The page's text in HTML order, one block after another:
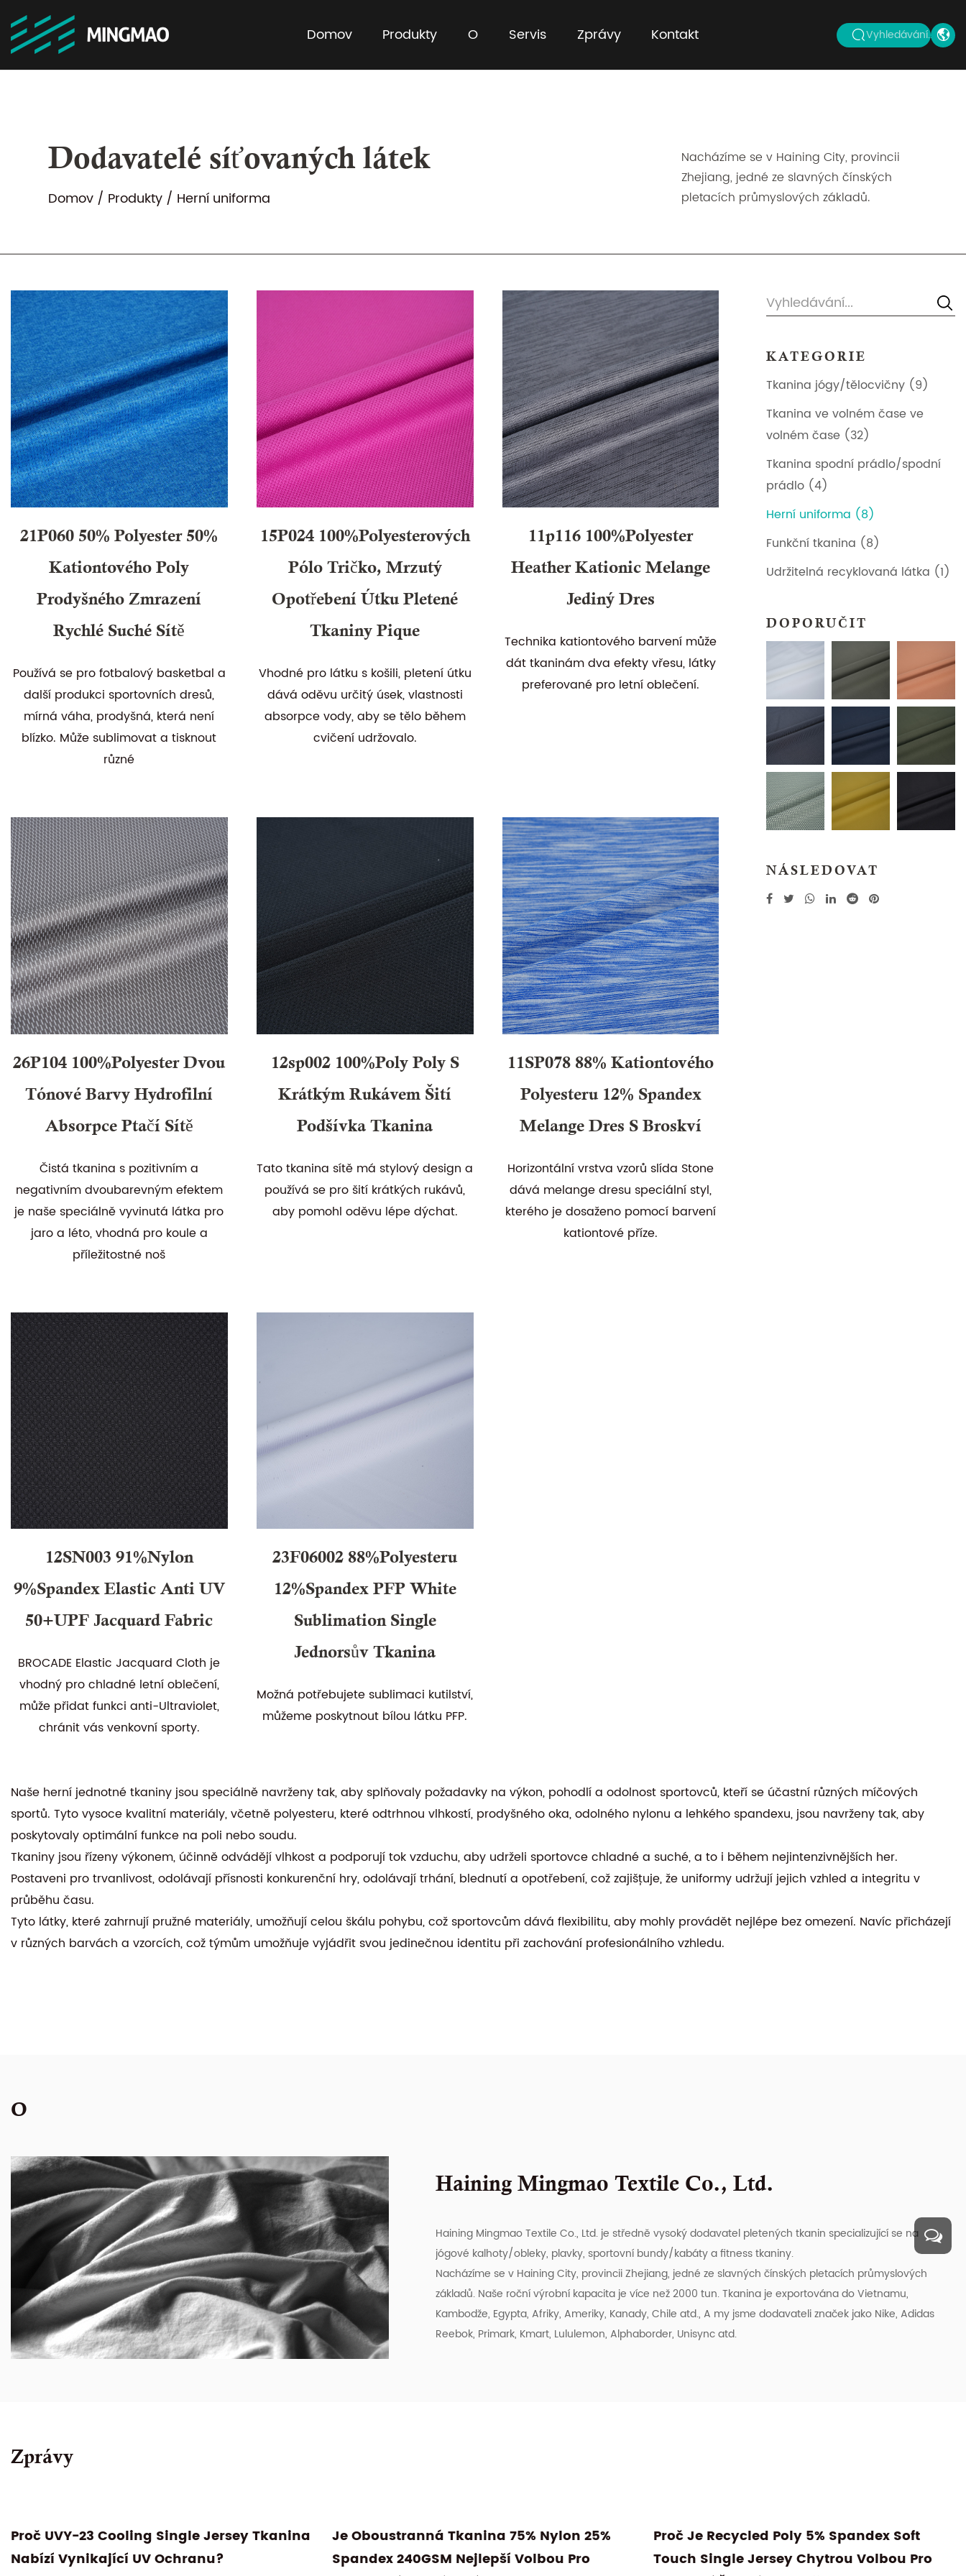
Domov Produkty O Servis Zprávy Kontakt Vyhledávání...
Dodavatelé síťovaných látek
Domov/ Produkty/ Herní uniforma
Nacházíme se v Haining City, provincii
Zhejiang, jedné ze slavných čínských
pletacích průmyslových základů.
21P060 50% Polyester 50%
Kationtového Poly
Prodyšného Zmrazení
Rychlé Suché Sítě
Používá se pro fotbalový basketbal a
další produkci sportovních dresů,
mírná váha, prodyšná, která není
blízko. Může sublimovat a tisknout
různé
15P024 100%polyesterových
Pólo Tričko, Mrzutý
Opotřebení Útku Pletené
Tkaniny Pique
Vhodné pro látku s košili, pletení útku
dává oděvu určitý úsek, vlastnosti
absorpce vody, aby se tělo během
cvičení udržovalo.
11p116 100%polyester
Heather Kationic Melange
Jediný Dres
Technika kationtového barvení může
dát tkaninám dva efekty vřesu, látky
preferované pro letní oblečení.
26P104 100%polyester Dvou
Tónové Barvy Hydrofilní
Absorpce Ptačí Sítě
Čistá tkanina s pozitivním a
negativním dvoubarevným efektem
je naše speciálně vyvinutá látka pro
jaro a léto, vhodná pro koule a
příležitostné noš
12sp002 100%poly Poly S
Krátkým Rukávem Šití
Podšívka Tkanina
Tato tkanina sítě má stylový design a
používá se pro šití krátkých rukávů,
aby pomohl oděvu lépe dýchat.
11SP078 88% Kationtového
Polyesteru 12% Spandex
Melange Dres S Broskví
Horizontální vrstva vzorů slída Stone
dává melange dresu speciální styl,
kterého je dosaženo pomocí barvení
kationtové příze.
12SN003 91%Nylon
9%Spandex Elastic Anti UV
50+UPF Jacquard Fabric
BROCADE Elastic Jacquard Cloth je
vhodný pro chladné letní oblečení,
může přidat funkci anti-Ultraviolet,
chránit vás venkovní sporty.
23F06002 88%polyesteru
12%spandex PFP White
Sublimation Single
Jednorsův Tkanina
Možná potřebujete sublimaci kutilství,
můžeme poskytnout bílou látku PFP.
KATEGORIE
Tkanina jógy/tělocvičny (9)
Tkanina ve volném čase ve
volném čase (32)
Tkanina spodní prádlo/spodní
prádlo (4)
Herní uniforma (8)
Funkční tkanina (8)
Udržitelná recyklovaná látka (1)
DOPORUČIT
NÁSLEDOVAT
Naše herní jednotné tkaniny jsou speciálně navrženy tak, aby splňovaly požadavky na výkon, pohodlí a odolnost sportovců, kteří se účastní různých míčových
sportů. Tyto vysoce kvalitní materiály, včetně polyesteru, které odtrhnou vlhkostí, prodyšného oka, odolného nylonu a lehkého spandexu, jsou navrženy tak, aby
poskytovaly optimální funkce na poli nebo soudu.
Tkaniny jsou řízeny výkonem, účinně odvádějí vlhkost a podporují tok vzduchu, aby udrželi sportovce chladné a suché, a to i během nejintenzivnějších her.
Postaveni pro trvanlivost, odolávají přísnosti konkurenční hry, odolávají trhání, blednutí a opotřebení, což zajišťuje, že uniformy udržují jejich vzhled a integritu v
průběhu času.
Tyto látky, které zahrnují pružné materiály, umožňují celou škálu pohybu, což sportovcům dává flexibilitu, aby mohly provádět nejlépe bez omezení. Navíc přicházejí
v různých barvách a vzorcích, což týmům umožňuje vyjádřit svou jedinečnou identitu při zachování profesionálního vzhledu.
O
Haining Mingmao Textile Co., Ltd.
Haining Mingmao Textile Co., Ltd. je středně vysoký dodavatel pletených tkanin specializující se na
jógové kalhoty/obleky, plavky, sportovní bundy/kabáty a fitness tkaniny.
Nacházíme se v Haining City, provincii Zhejiang, jedné ze slavných čínských pletacích průmyslových
základů. Naše roční výrobní kapacita je více než 2000 tun. Tkanina je exportována do Vietnamu,
Kambodže, Egypta, Afriky, Ameriky, Kanady, Chile atd., A my jsme dodavateli značek jako Nike, Adidas
Reebok, Primark, Kmart, Lululemon, Alphaborder, Unisync atd.
Zprávy
Je Oboustranná Tkanina 75% Nylon 25%
Spandex 240GSM Nejlepší Volbou Pro
Proč Je Recycled Poly 5% Spandex Soft
Touch Single Jersey Chytrou Volbou Pro
Jak Vyrábíte Oblečení Na Jógu Pomocí
Elastického Oboustranného Úpletu CY320